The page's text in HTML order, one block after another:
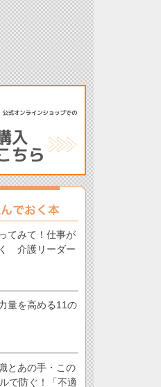
てみて！仕事が
介護リーダー
量を高める11の
とあの手・この
で防ぐ！「不適